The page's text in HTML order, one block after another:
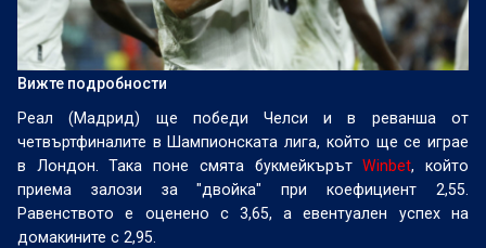
Вижте подробности
Реал (Мадрид) ще победи Челси и в реванша от
четвъртфиналите в Шампионската лига, който ще се играе
в Лондон. Така поне смята букмейкърътWinbet, който
приема залози за "двойка" при коефициент 2,55.
Равенството е оценено с 3,65, а евентуален успех на
домакините с 2,95.